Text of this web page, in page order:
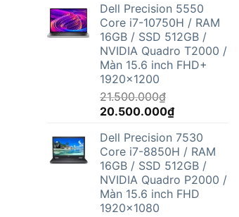
là:
26.800.000₫.
tại
là:
25.500.000₫.
Dell Precision 5550
Core i7-10750H / RAM
16GB / SSD 512GB /
NVIDIA Quadro T2000 /
Màn 15.6 inch FHD+
1920x1200
21.500.000₫
Giá
là:
21.500.000₫.
20.500.000₫Giá
tại
là:
20.500.000₫.
Dell Precision 7530
Core i7-8850H / RAM
16GB / SSD 512GB /
NVIDIA Quadro P2000 /
Màn 15.6 inch FHD
1920x1080